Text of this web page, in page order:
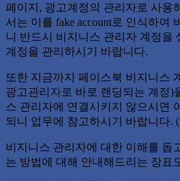
페이지, 광고계정의 관리자로 사용
서는 이를 fake account로 인식하여
니 반드시 비지니스 관리자 계정을
계정을 관리하시기 바랍니다.
또한 지금까지 페이스북 비지니스
광고관리자로 바로 랜딩되는 계정)
스 관리자에 연결시키지 않으시면
되니 업무에 참고하시기 바랍니다.
비지니스 관리자에 대한 이해를 돕
는 방법에 대해 안내해드리는 장표